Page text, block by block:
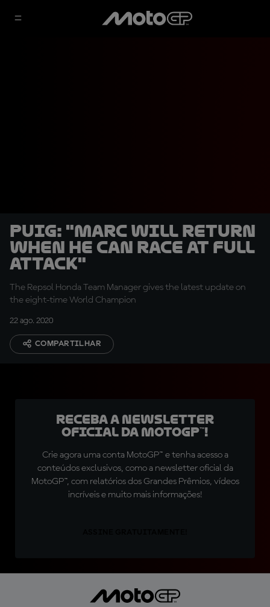
Puig: "Marc will return
when he can race at full
attack"
The Repsol Honda Team Manager gives the latest update on
the eight-time World Champion
22 ago. 2020
COMPARTILHAR
Receba a newsletter
oficial da MotoGP™!
Crie agora uma conta MotoGP™ e tenha acesso a
conteúdos exclusivos, como a newsletter oficial da
MotoGP™, com relatórios dos Grandes Prêmios, vídeos
incríveis e muito mais informações!